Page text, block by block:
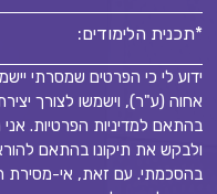
*תכנית הלימודים:
*
*תכנית הלימודים:
ידוע לי כי הפרטים שמסרתי
אחוה (ע"ר), וישמשו לצורך
בהתאם למדיניות הפרטיות. אני
ולבקש את תיקונו בהתאם
בהסכמתי. עם זאת, אי-מסירת